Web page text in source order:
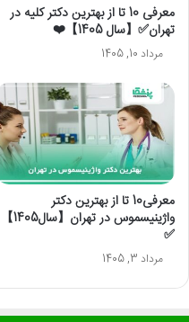
معرفی 10 تا از بهترین دکتر کلیه در
تهران✅【سال 1405】❤️
مرداد 10, 1405
معرفی10 تا از بهترین دکتر
واژینیسموس در تهران【سال1405】
✅
مرداد 3, 1405